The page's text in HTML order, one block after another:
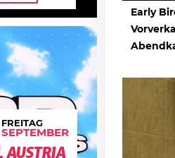
Early
FREITAG
SEPTEMBER
AUSTRIA